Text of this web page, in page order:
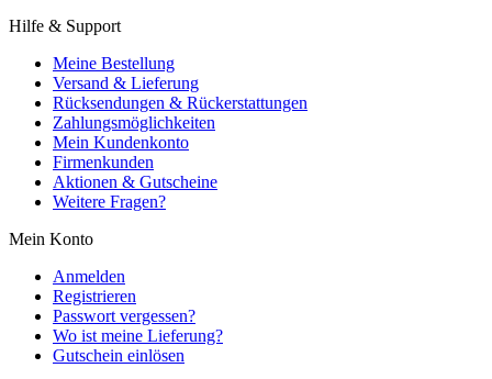
Hilfe & Support
Meine Bestellung
Versand & Lieferung
Rücksendungen & Rückerstattungen
Zahlungsmöglichkeiten
Mein Kundenkonto
Firmenkunden
Aktionen & Gutscheine
Weitere Fragen?
Mein Konto
Anmelden
Registrieren
Passwort vergessen?
Wo ist meine Lieferung?
Gutschein einlösen